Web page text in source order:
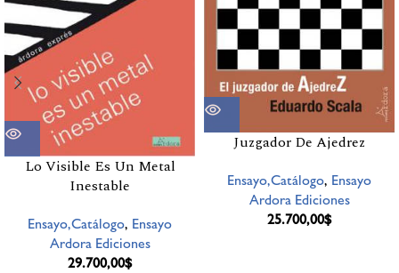
Lo Visible Es Un Metal
Inestable
Ensayo,Catálogo, Ensayo
Ardora Ediciones
29.700,00$
Juzgador De Ajedrez
Ensayo,Catálogo, Ensayo
Ardora Ediciones
25.700,00$